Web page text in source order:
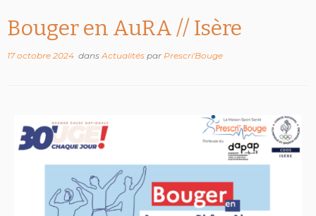
Bouger en AuRA // Isère
17 octobre 2024 dansActualités par Prescri'Bouge